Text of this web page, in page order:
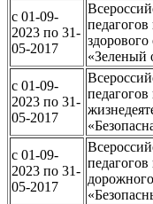
c 01-09-
2023 по 31-
05-2017
«Зеленый
c 01-09-
2023 по 31-
05-2017
педагогов
c 01-09-
2023 по 31-
05-2017
педагогов